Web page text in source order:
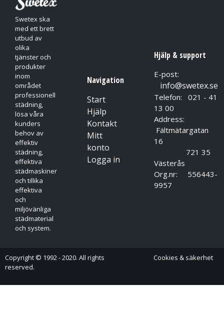
Swetex ska
med ett brett
utbud av
olika
tjänster och
produkter
inom
området
professionell
städning,
lösa våra
kunders
behov av
effektiv
städning,
effektiva
städmaskiner
och tillika
effektiva
och
miljövänliga
städmaterial
och system.
Navigation
Start
Hjälp
Kontakt
Mitt
konto
Logga in
Hjälp & support
E-post:
info@swetex.se
Telefon: 021 - 41
13 00
Address:
Fältmätargatan
16
721 35
Västerås
Org.nr: 556443-
9957
Copyright © 1992 - 2020. All rights
reserved.
Cookies & säkerhet